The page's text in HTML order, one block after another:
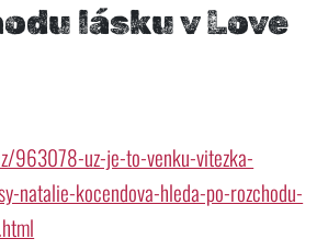
lásku v Love
963078-uz-je-to-venku-vitezka-
natalie-kocendova-hleda-po-rozchodu-